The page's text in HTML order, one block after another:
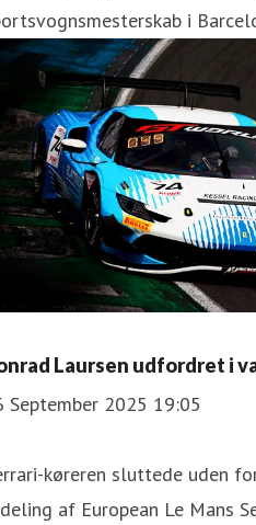
i
Laursen udfordret i
September 2025 19:05
køreren sluttede uden
af European Le Mans